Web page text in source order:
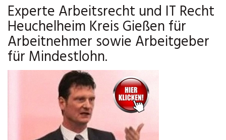
Experte Arbeitsrecht und IT Recht
Heuchelheim Kreis Gießen für
Arbeitnehmer sowie Arbeitgeber
für Mindestlohn.